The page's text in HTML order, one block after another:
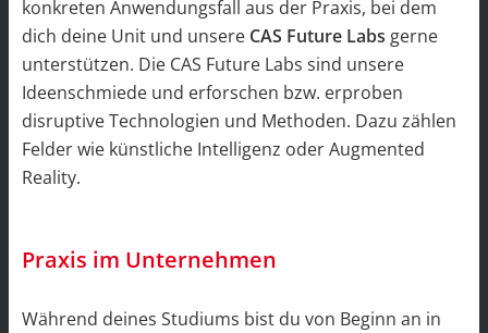
konkreten Anwendungsfall aus der Praxis, bei dem
dich deine Unit und unsere CAS Future Labs gerne
unterstützen. Die CAS Future Labs sind unsere
Ideenschmiede und erforschen bzw. erproben
disruptive Technologien und Methoden. Dazu zählen
Felder wie künstliche Intelligenz oder Augmented
Reality.
Praxis im Unternehmen
Während deines Studiums bist du von Beginn an in